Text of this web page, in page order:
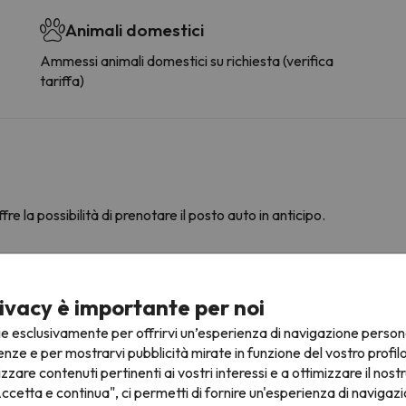
Animali domestici
Ammessi animali domestici su richiesta (verifica
tariffa)
la possibilità di prenotare il posto auto in anticipo.
le condizioni è indispensabile inviarci un messaggio
è importante per noi
esclusivamente per offrirvi un’esperienza di navigazione
e per mostrarvi pubblicità mirate in funzione del vostro
contenuti pertinenti ai vostri interessi e a ottimizzare il
e continua", ci permetti di fornire un'esperienza di